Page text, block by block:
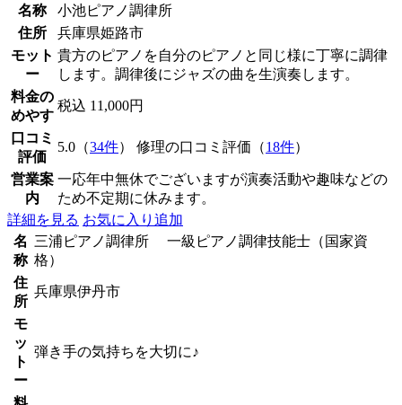
名称
小池ピアノ調律所
住所
兵庫県姫路市
モット
ー
貴方のピアノを自分のピアノと同じ様に丁寧に調律
します。調律後にジャズの曲を生演奏します。
料金の
めやす
税込 11,000円
口コミ
評価
5.0（34件） 修理の口コミ評価（18件）
営業案
内
一応年中無休でございますが演奏活動や趣味などの
ため不定期に休みます。
詳細を見る お気に入り追加
名
称
三浦ピアノ調律所 一級ピアノ調律技能士（国家資
格）
住
所
兵庫県伊丹市
モ
ッ
ト
ー
弾き手の気持ちを大切に♪